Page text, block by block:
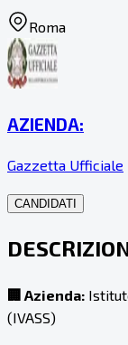
Roma
AZIENDA:
Gazzetta Ufficiale
CANDIDATI
🏢 Azienda:
(IVASS)